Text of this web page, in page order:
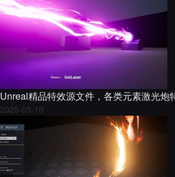
Unreal精品特效源文件，各类元素激光炮
2025-05-10